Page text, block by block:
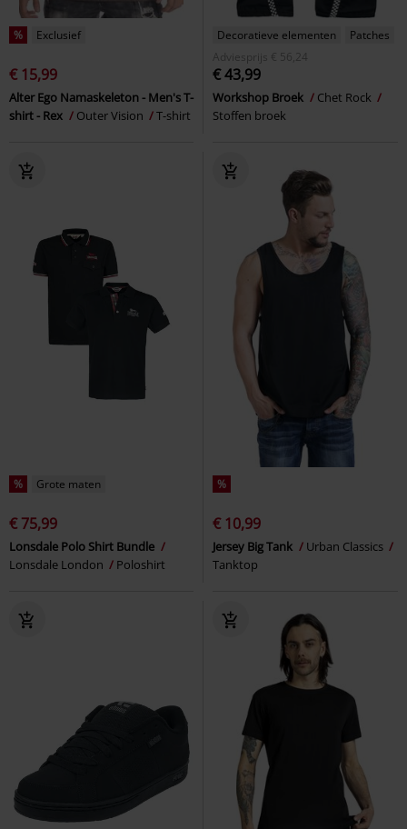
% Exclusief
€ 15,99
Alter Ego Namaskeleton - Men's T-
shirt - Rex
Outer Vision T-shirt
Decoratieve elementen
Patches
Adviesprijs
€ 56,24
€ 43,99
Workshop Broek
Chet Rock
Stoffen broek
% Grote maten
€ 75,99
Lonsdale Polo Shirt Bundle
Lonsdale London
Poloshirt
%
€ 10,99
Jersey Big Tank
Urban Classics
Tanktop